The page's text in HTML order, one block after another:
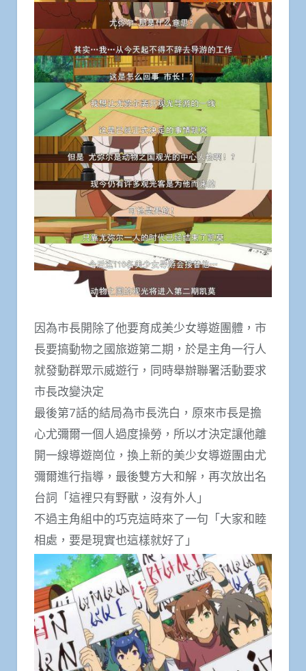
因為市長開除了他要育成美少女導遊團體，市
長要搞動物之國旅遊第二期，於是主角一行人
就發動群眾示威遊行，同時舉辦聯署活動要求
市長改變決定
最後第7話的結局為市長洗白，原來市長是擔
心尤彌爾一個人過度操勞，所以才決定讓他離
開一線導遊崗位，換上新的美少女導遊團由尤
彌爾進行指導，最後雙方大和解，再次放出名
台詞「這裡只有野獸，沒有外人」
不過主角組中的巧克這時來了一句「大家和睦
相處，要是現實也這樣就好了」